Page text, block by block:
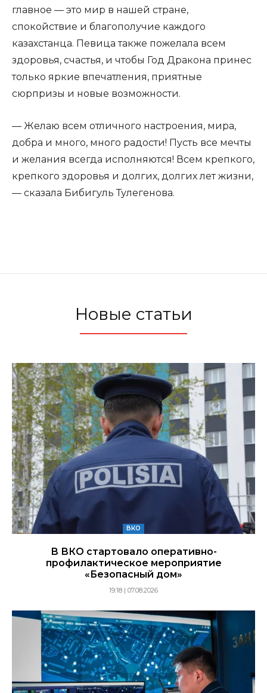
главное — это мир в нашей стране,
спокойствие и благополучие каждого
казахстанца. Певица также пожелала всем
здоровья, счастья, и чтобы Год Дракона принес
только яркие впечатления, приятные
сюрпризы и новые возможности.
— Желаю всем отличного настроения, мира,
добра и много, много радости! Пусть все мечты
и желания всегда исполняются! Всем крепкого,
крепкого здоровья и долгих, долгих лет жизни,
— сказала Бибигуль Тулегенова.
Новые статьи
ВКО
В ВКО стартовало оперативно-
профилактическое мероприятие
«Безопасный дом»
19:18 | 07.08.2026